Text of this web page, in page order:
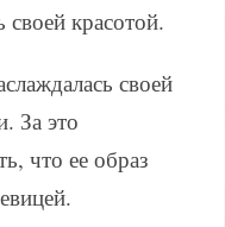
своей красотой.
своей
За это
что ее образ